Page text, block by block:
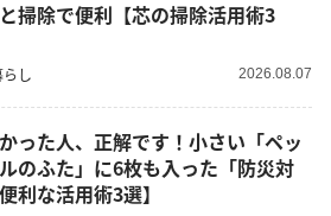
掃除で便利【芯の掃除活用術3
し 2026.08.07
った人、正解です！小さい「ペッ
のふた」に6枚も入った「防災対
利な活用術3選】